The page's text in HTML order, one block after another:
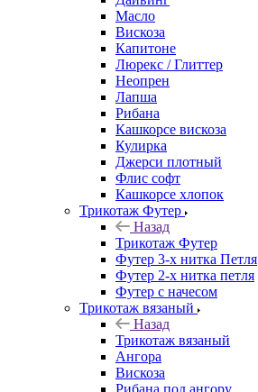
Масло
Вискоза
Капитоне
Люрекс / Глиттер
Неопрен
Лапша
Рибана
Кашкорсе вискоза
Кулирка
Джерси плотный
Флис софт
Кашкорсе хлопок
Трикотаж Футер
Назад
Трикотаж Футер
Футер 3-х нитка Петля
Футер 2-х нитка петля
Футер с начесом
Трикотаж вязаный
Назад
Трикотаж вязаный
Ангора
Вискоза
Рибана под ангору